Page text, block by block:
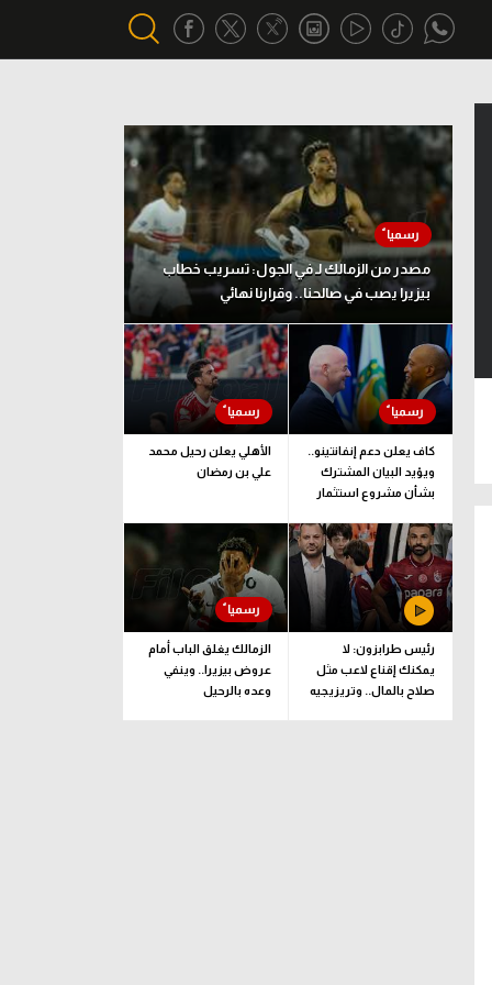
أقسام خاصة
Gamers
ميركاتو
تحقيق في الجول
تقرير في الجول
تحليل في الجول
حكايات في الجول
كويز في الجول
فيديو في الجول
مصدر من الزمالك لـ في الجول: تسريب خطاب
بيزيرا يصب في صالحنا.. وقرارنا نهائي
كاف يعلن دعم إنفانتينو..
ويؤيد البيان المشترك
بشأن مشروع استثمار
الأهلي يعلن رحيل محمد
علي بن رمضان
رئيس طرابزون: لا
يمكنك إقناع لاعب مثل
صلاح بالمال.. وتريزيجيه
الزمالك يغلق الباب أمام
عروض بيزيرا.. وينفي
وعده بالرحيل